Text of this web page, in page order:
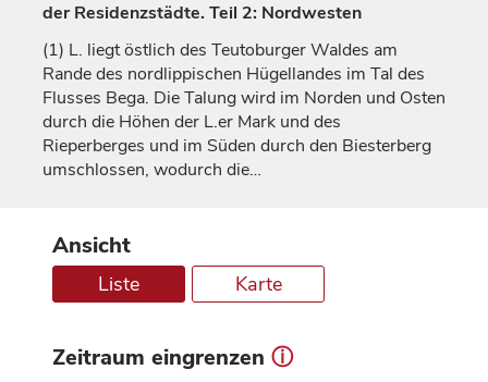
der Residenzstädte. Teil 2: Nordwesten
(1) L. liegt östlich des Teutoburger Waldes am
Rande des nordlippischen Hügellandes im Tal des
Flusses Bega. Die Talung wird im Norden und Osten
durch die Höhen der L.er Mark und des
Rieperberges und im Süden durch den Biesterberg
umschlossen, wodurch die…
Ansicht
Liste Karte
Zeitraum eingrenzen ⓘ